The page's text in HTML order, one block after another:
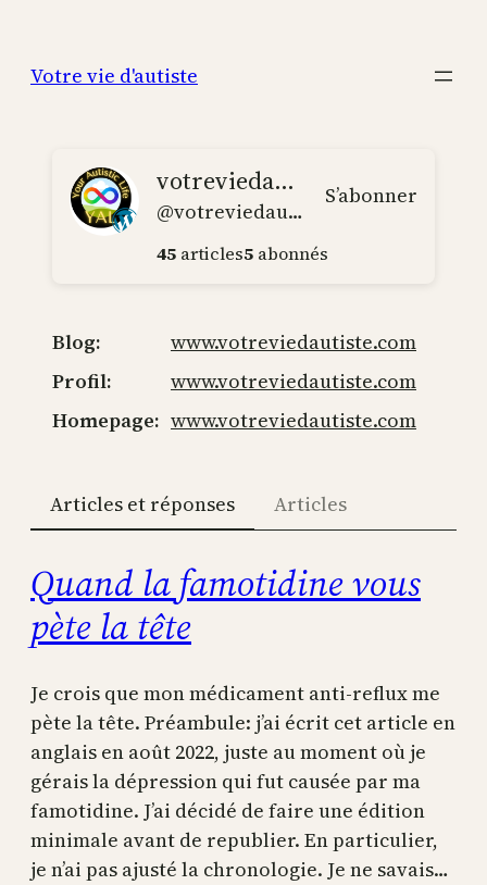
contenu
Votre vie d'autiste
votreviedautiste
@votreviedautiste@www.votreviedautiste.com
S’abonner
45 articles5 abonnés
Blog
www.votreviedautiste.com
Profil
www.votreviedautiste.com
Homepage
www.votreviedautiste.com
Articles et réponses Articles
Quand la famotidine vous
pète la tête
Je crois que mon médicament anti-reflux me
pète la tête. Préambule: j’ai écrit cet article en
anglais en août 2022, juste au moment où je
gérais la dépression qui fut causée par ma
famotidine. J’ai décidé de faire une édition
minimale avant de republier. En particulier,
je n’ai pas ajusté la chronologie. Je ne savais…